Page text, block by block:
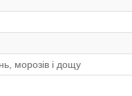
морозів і дощу